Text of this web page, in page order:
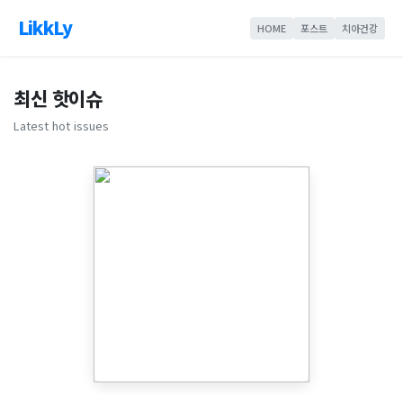
LikkLy HOME 포스트 치아건강
최신 핫이슈
Latest hot issues